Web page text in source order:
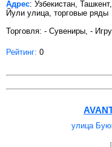
Адрес: Узбекистан,
Йули улица, торговые ряды
Торговля: - Сувениры, -
Рейтинг: 0
улица